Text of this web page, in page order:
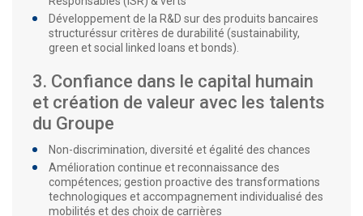
Développement de la R&D sur des produits bancaires
structuréssur critères de durabilité (sustainability,
green et social linked loans et bonds).
3. Confiance dans le capital humain
et création de valeur avec les talents
du Groupe
Non-discrimination, diversité et égalité des chances
Amélioration continue et reconnaissance des
compétences; gestion proactive des transformations
technologiques et accompagnement individualisé des
mobilités et des choix de carrières